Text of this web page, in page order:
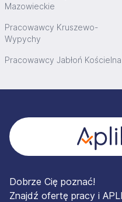
Mazowieckie
Pracowawcy Kruszewo-
Wypychy
Pracowawcy Jabłoń Kościelna
Dobrze Cię poznać!
Znajdź ofertę pracy i